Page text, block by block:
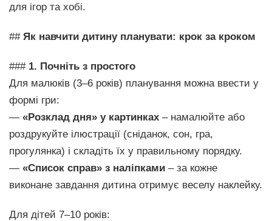
для ігор та хобі.
## Як навчити дитину планувати: крок за кроком
### 1. Почніть з простого
Для малюків (3–6 років) планування можна ввести у
формі гри:
— «Розклад дня» у картинках – намалюйте або
роздрукуйте ілюстрації (сніданок, сон, гра,
прогулянка) і складіть їх у правильному порядку.
— «Список справ» з наліпками – за кожне
виконане завдання дитина отримує веселу наклейку.
Для дітей 7–10 років: